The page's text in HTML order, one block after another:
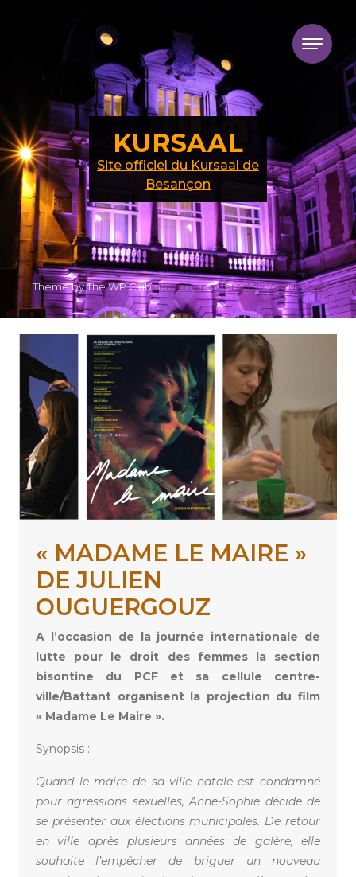
« MADAME LE MAIRE »
DE JULIEN
OUGUERGOUZ
A l’occasion de la journée internationale de
lutte pour le droit des femmes la section
bisontine du PCF et sa cellule centre-
ville/Battant organisent la projection du film
« Madame Le Maire ».
Synopsis :
Quand le maire de sa ville natale est condamné
pour agressions sexuelles, Anne-Sophie décide de
se présenter aux élections municipales. De retour
en ville après plusieurs années de galère, elle
souhaite l’empêcher de briguer un nouveau
KURSAAL
Site officiel du Kursaal de
Besançon
Theme by The WP Club .Proudly powered by WordPress